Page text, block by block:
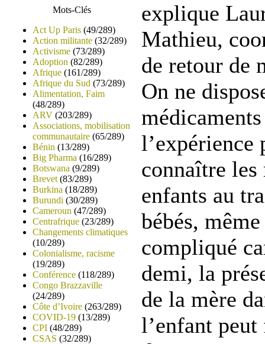
Mots-Clés
Act Up Paris (49/289)
Action militante (32/289)
Activisme (73/289)
Adoption (82/289)
Afrique (161/289)
Afrique du Sud (73/289)
Alimentation, Faim
(48/289)
ARV (203/289)
Associations, mobilisation
communautaire (65/289)
Bénin (13/289)
Big Pharma (16/289)
Botswana (9/289)
Brevet (83/289)
Burkina (18/289)
Burundi (30/289)
Cameroun (47/289)
Centrafrique (23/289)
Changements climatiques
(10/289)
Colonialisme, racisme
(19/289)
Conférence (118/289)
Congo Brazzaville
(24/289)
Côte d’Ivoire (263/289)
COVID-19 (13/289)
CPI (48/289)
CSAS (32/289)
explique
Mathieu,
de retour de
On ne
l’expérience
connaître les
enfants au
bébés,
compliqué
demi, la
de la mère
l’enfant peut